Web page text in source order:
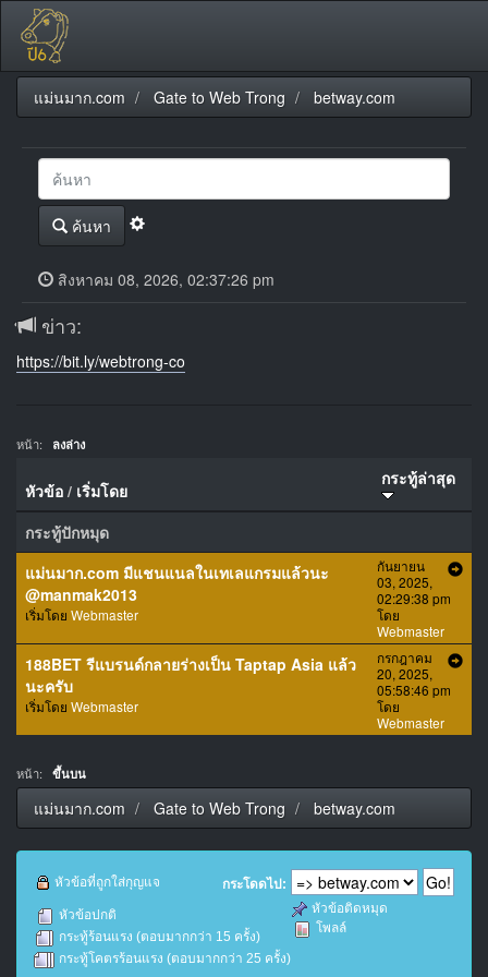
แม่นมาก.com Gate to Web Trong betway.com
ค้นหา
สิงหาคม 08, 2026, 02:37:26 pm
ข่าว:
https://bit.ly/webtrong-co
หน้า: ลงล่าง
หัวข้อ / เริ่มโดย
กระทู้ล่าสุด
กระทู้ปักหมุด
แม่นมาก.com มีแชนแนลในเทเลแกรมแล้วนะ
@manmak2013
เริ่มโดย Webmaster
กันยายน
03, 2025,
02:29:38 pm
โดย
Webmaster
188BET รีแบรนด์กลายร่างเป็น Taptap Asia แล้ว
นะครับ
เริ่มโดย Webmaster
กรกฎาคม
20, 2025,
05:58:46 pm
โดย
Webmaster
หน้า: ขึ้นบน
แม่นมาก.com Gate to Web Trong betway.com
กระโดดไป:
หัวข้อปกติ
กระทู้ร้อนแรง (ตอบมากกว่า 15 ครั้ง)
กระทู้โคตรร้อนแรง (ตอบมากกว่า 25 ครั้ง)
หัวข้อที่ถูกใส่กุญแจ
หัวข้อติดหมุด
โพลล์